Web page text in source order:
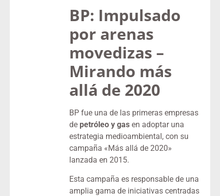
BP: Impulsado
por arenas
movedizas –
Mirando más
allá de 2020
BP fue una de las primeras empresas
de petróleo y gas en adoptar una
estrategia medioambiental, con su
campaña «Más allá de 2020»
lanzada en 2015.
Esta campaña es responsable de una
amplia gama de iniciativas centradas